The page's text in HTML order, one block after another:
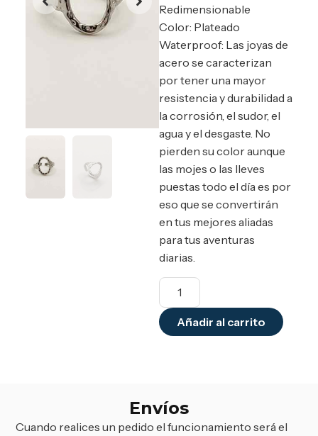
Redimensionable
Color: Plateado
Waterproof: Las joyas de
acero se caracterizan
por tener una mayor
resistencia y durabilidad a
la corrosión, el sudor, el
agua y el desgaste. No
pierden su color aunque
las mojes o las lleves
puestas todo el día es por
eso que se convertirán
en tus mejores aliadas
para tus aventuras
diarias.
Añadir al carrito
Envíos
Cuando realices un pedido el funcionamiento será el